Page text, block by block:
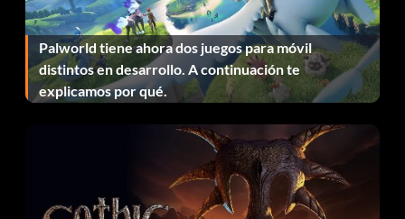
Palworld tiene ahora dos juegos para móvil
distintos en desarrollo. A continuación te
explicamos por qué.